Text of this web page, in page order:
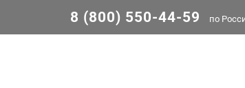
8 (800) 550-44-59 по